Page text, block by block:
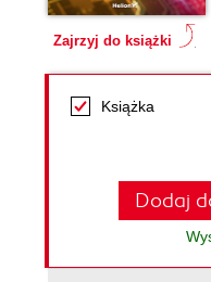
Zajrzyj do książki
Książka
Dodaj